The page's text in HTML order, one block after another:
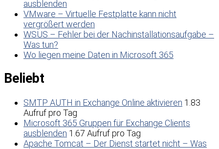
ausblenden
VMware – Virtuelle Festplatte kann nicht
vergrößert werden
WSUS – Fehler bei der Nachinstallationsaufgabe –
Was tun?
Wo liegen meine Daten in Microsoft 365
Beliebt
SMTP AUTH in Exchange Online aktivieren 1.83
Aufruf pro Tag
Microsoft 365 Gruppen für Exchange Clients
ausblenden 1.67 Aufruf pro Tag
Apache Tomcat – Der Dienst startet nicht – Was